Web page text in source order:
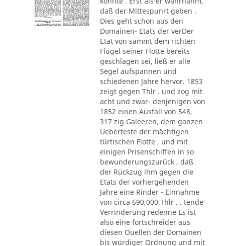
daß der Mittespunrt geben .
Dies geht schon aus den
Domainen- Etats der verDer
Etat von sammt dem richten
Flügel seiner Flotte bereits
geschlagen sei, ließ er alle
Segel aufspannen und
schiedenen Jahre hervor. 1853
zeigt gegen Thlr . und zog mit
acht und zwar- denjenigen von
1852 einen Ausfall von 548,
317 zig Galeeren, dem ganzen
Ueberteste der mächtigen
türtischen Flotte , und mit
einigen Prisenschiffen in so
bewunderungszurück , daß
der Rückzug ihm gegen die
Etats der vorhergehenden
Jahre eine Rinder - Einnahme
von circa 690,000 Thlr . . tende
Verrinderung redenne Es ist
also eine fortschreider aus
diesen Ouellen der Domainen
bis würdiger Ordnung und mit